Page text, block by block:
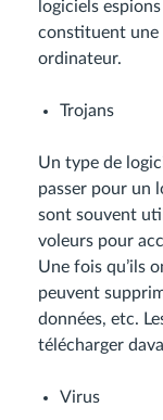
logiciels
constituent une
ordinateur.
Trojans
Un type de
passer pour un
sont souvent
voleurs pour
Une fois qu’ils
peuvent
données, etc.
télécharger
Virus